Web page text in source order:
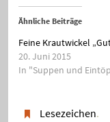
Ähnliche Beiträge
Feine Krautwickel
20. Juni 2015
In "Suppen und
Lesezeichen.